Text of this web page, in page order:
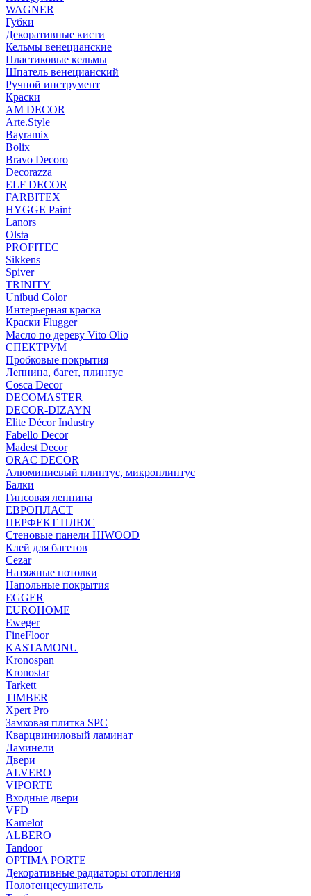
WAGNER
Губки
Декоративные кисти
Кельмы венецианские
Пластиковые кельмы
Шпатель венецианский
Ручной инструмент
Краски
AM DECOR
Arte.Style
Bayramix
Bolix
Bravo Decoro
Decorazza
ELF DECOR
FARBITEX
HYGGE Paint
Lanors
Olsta
PROFITEC
Sikkens
Spiver
TRINITY
Unibud Color
Интерьерная краска
Краски Flugger
Масло по дереву Vito Olio
СПЕКТРУМ
Пробковые покрытия
Лепнина, багет, плинтус
Cosca Decor
DECOMASTER
DECOR-DIZAYN
Elite Décor Industry
Fabello Decor
Madest Decor
ORAC DECOR
Алюминиевый плинтус, микроплинтус
Балки
Гипсовая лепнина
ЕВРОПЛАСТ
ПЕРФЕКТ ПЛЮС
Стеновые панели HIWOOD
Клей для багетов
Cezar
Натяжные потолки
Напольные покрытия
EGGER
EUROHOME
Eweger
FineFloor
KASTAMONU
Kronospan
Kronostar
Tarkett
TIMBER
Xpert Pro
Замковая плитка SPC
Кварцвиниловый ламинат
Ламинели
Двери
ALVERO
VIPORTE
Входные двери
VFD
Kamelot
ALBERO
Tandoor
OPTIMA PORTE
Декоративные радиаторы отопления
Полотенцесушитель